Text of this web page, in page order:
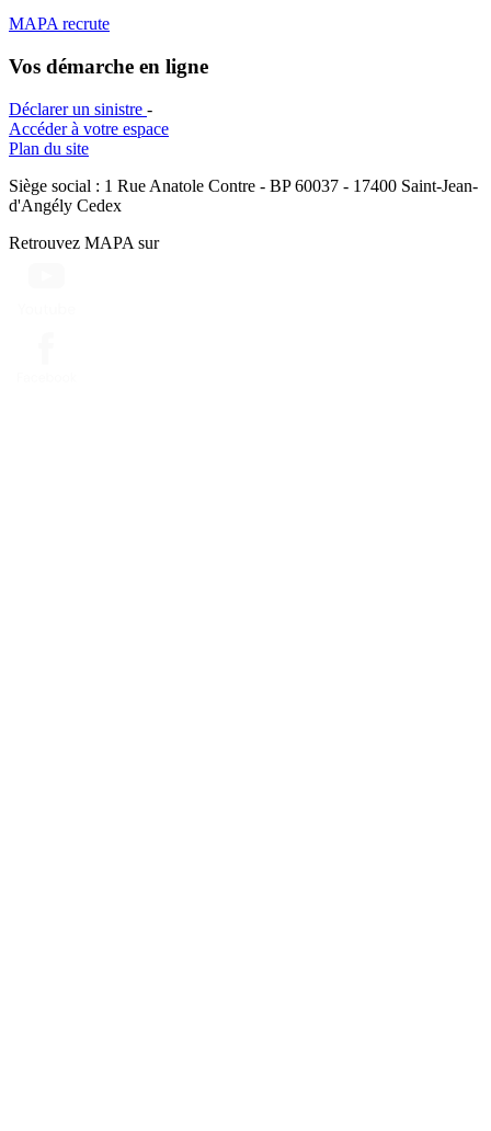
MAPA recrute
Vos démarche en ligne
Déclarer un sinistre -
Accéder à votre espace
Plan du site
Siège social : 1 Rue Anatole Contre - BP 60037 - 17400 Saint-Jean-
d'Angély Cedex
Retrouvez MAPA sur